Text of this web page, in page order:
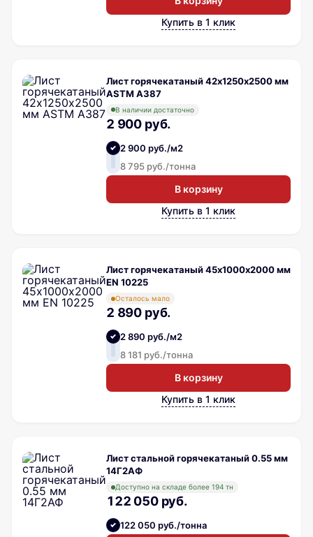
Купить в 1 клик
Лист горячекатаный 42х1250х2500 мм
ASTM A387
В наличии достаточно
2 900 руб.
2 900 руб./м2
8 795 руб./тонна
В корзину
Купить в 1 клик
Лист горячекатаный 45х1000х2000 мм
EN 10225
Осталось мало
2 890 руб.
2 890 руб./м2
8 181 руб./тонна
В корзину
Купить в 1 клик
Лист стальной горячекатаный 0.55 мм
14Г2АФ
Доступно на складе более 194 тн
122 050 руб.
122 050 руб./тонна